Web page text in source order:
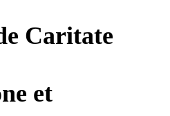
Caritate
et